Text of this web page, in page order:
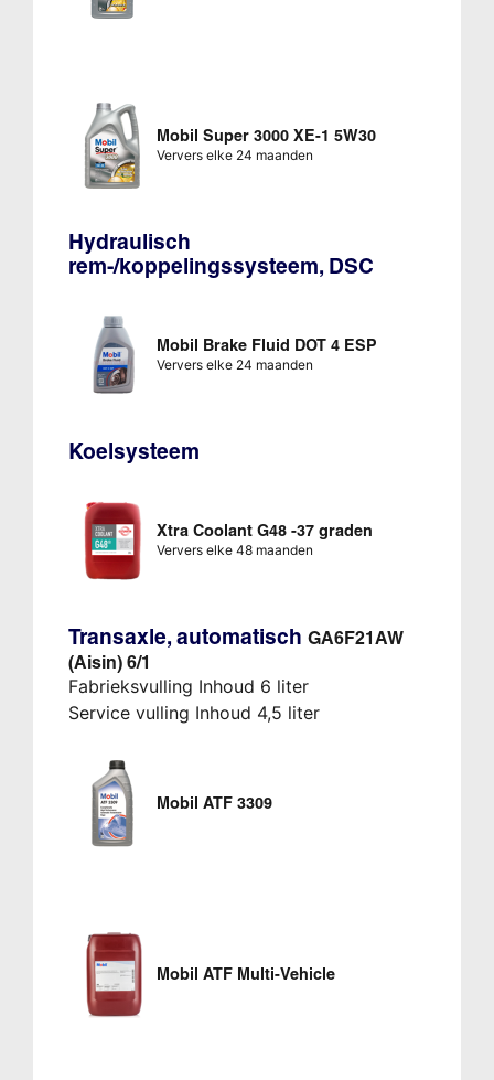
Mobil Super 3000 XE-1 5W30
Ververs elke 24 maanden
Hydraulisch
rem-/koppelingssysteem, DSC
Mobil Brake Fluid DOT 4 ESP
Ververs elke 24 maanden
Koelsysteem
Xtra Coolant G48 -37 graden
Ververs elke 48 maanden
Transaxle, automatisch GA6F21AW
(Aisin) 6/1
Fabrieksvulling Inhoud 6 liter
Service vulling Inhoud 4,5 liter
Mobil ATF 3309
Mobil ATF Multi-Vehicle